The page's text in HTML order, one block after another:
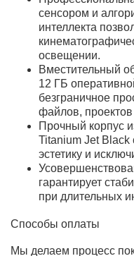
5. Подходит
съемки
Да, Galaxy
подходит
алгоритмы
улучшать
результата.
6. Какие